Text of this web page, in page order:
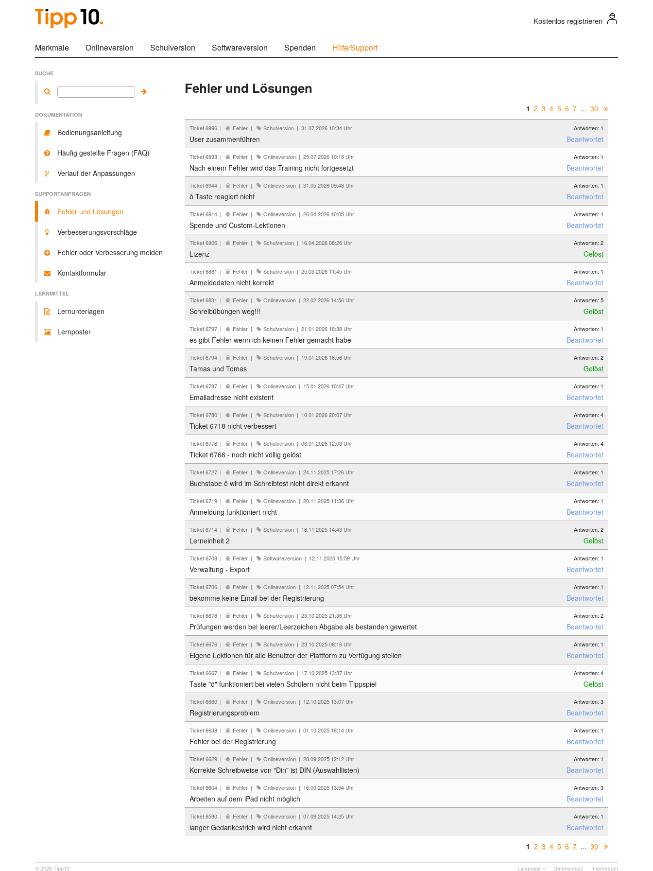
Kostenlos registrieren
Merkmale Onlineversion Schulversion Softwareversion Spenden Hilfe/Support
SUCHE
DOKUMENTATION
Bedienungsanleitung
Häufig gestellte Fragen (FAQ)
Verlauf der Anpassungen
SUPPORTANFRAGEN
Fehler und Lösungen
Verbesserungsvorschläge
Fehler oder Verbesserung melden
Kontaktformular
LERNMITTEL
Lernunterlagen
Lernposter
Fehler und Lösungen
1 2 3 4 5 6 7 ... 30
Ticket 6996 | Fehler | Schulversion | 31.07.2026 10:34 Uhr Antworten: 1
User zusammenführen Beantwortet
Ticket 6993 | Fehler | Onlineversion | 25.07.2026 10:18 Uhr Antworten: 1
Nach einem Fehler wird das Training nicht fortgesetzt Beantwortet
Ticket 6944 | Fehler | Onlineversion | 31.05.2026 09:48 Uhr Antworten: 1
ö Taste reagiert nicht Beantwortet
Ticket 6914 | Fehler | Onlineversion | 26.04.2026 10:05 Uhr Antworten: 1
Spende und Custom-Lektionen Beantwortet
Ticket 6906 | Fehler | Schulversion | 16.04.2026 08:26 Uhr Antworten: 2
Lizenz Gelöst
Ticket 6881 | Fehler | Schulversion | 25.03.2026 11:45 Uhr Antworten: 1
Anmeldedaten nicht korrekt Beantwortet
Ticket 6831 | Fehler | Onlineversion | 22.02.2026 14:56 Uhr Antworten: 5
Schreibübungen weg!!! Gelöst
Ticket 6797 | Fehler | Schulversion | 21.01.2026 18:38 Uhr Antworten: 1
es gibt Fehler wenn ich keinen Fehler gemacht habe Beantwortet
Ticket 6794 | Fehler | Schulversion | 19.01.2026 16:56 Uhr Antworten: 2
Tamas und Tomas Gelöst
Ticket 6787 | Fehler | Onlineversion | 15.01.2026 10:47 Uhr Antworten: 1
Emailadresse nicht existent Beantwortet
Ticket 6780 | Fehler | Schulversion | 10.01.2026 20:07 Uhr Antworten: 4
Ticket 6718 nicht verbessert Beantwortet
Ticket 6776 | Fehler | Schulversion | 08.01.2026 12:03 Uhr Antworten: 4
Ticket 6766 - noch nicht völlig gelöst Beantwortet
Ticket 6727 | Fehler | Onlineversion | 24.11.2025 17:26 Uhr Antworten: 1
Buchstabe ö wird im Schreibtest nicht direkt erkannt Beantwortet
Ticket 6719 | Fehler | Onlineversion | 20.11.2025 11:36 Uhr Antworten: 1
Anmeldung funktioniert nicht Beantwortet
Ticket 6714 | Fehler | Schulversion | 18.11.2025 14:43 Uhr Antworten: 2
Lerneinheit 2 Gelöst
Ticket 6708 | Fehler | Softwareversion | 12.11.2025 15:59 Uhr Antworten: 1
Verwaltung - Export Beantwortet
Ticket 6706 | Fehler | Onlineversion | 12.11.2025 07:54 Uhr Antworten: 1
bekomme keine Email bei der Registrierung Beantwortet
Ticket 6678 | Fehler | Schulversion | 23.10.2025 21:36 Uhr Antworten: 2
Prüfungen werden bei leerer/Leerzeichen Abgabe als bestanden gewertet Beantwortet
Ticket 6676 | Fehler | Schulversion | 23.10.2025 08:16 Uhr Antworten: 1
Eigene Lektionen für alle Benutzer der Plattform zu Verfügung stellen Beantwortet
Ticket 6667 | Fehler | Schulversion | 17.10.2025 13:37 Uhr Antworten: 4
Taste "ö" funktioniert bei vielen Schülern nicht beim Tippspiel Gelöst
Ticket 6660 | Fehler | Onlineversion | 12.10.2025 13:07 Uhr Antworten: 3
Registrierungsproblem Beantwortet
Ticket 6638 | Fehler | Onlineversion | 01.10.2025 18:14 Uhr Antworten: 1
Fehler bei der Registrierung Beantwortet
Ticket 6629 | Fehler | Onlineversion | 28.09.2025 12:12 Uhr Antworten: 1
Korrekte Schreibweise von "Din" ist DIN (Auswahllisten) Beantwortet
Ticket 6604 | Fehler | Onlineversion | 16.09.2025 13:54 Uhr Antworten: 3
Arbeiten auf dem iPad nicht möglich Beantwortet
Ticket 6590 | Fehler | Onlineversion | 07.09.2025 14:25 Uhr Antworten: 1
langer Gedankestrich wird nicht erkannt
Beantwortet
1 2 3 4 5 6 7 ... 30
© 2026Tipp10 Language Datenschutz Impressum